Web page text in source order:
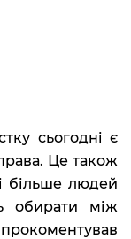
сьогодні є
Це також
більше людей
обирати між